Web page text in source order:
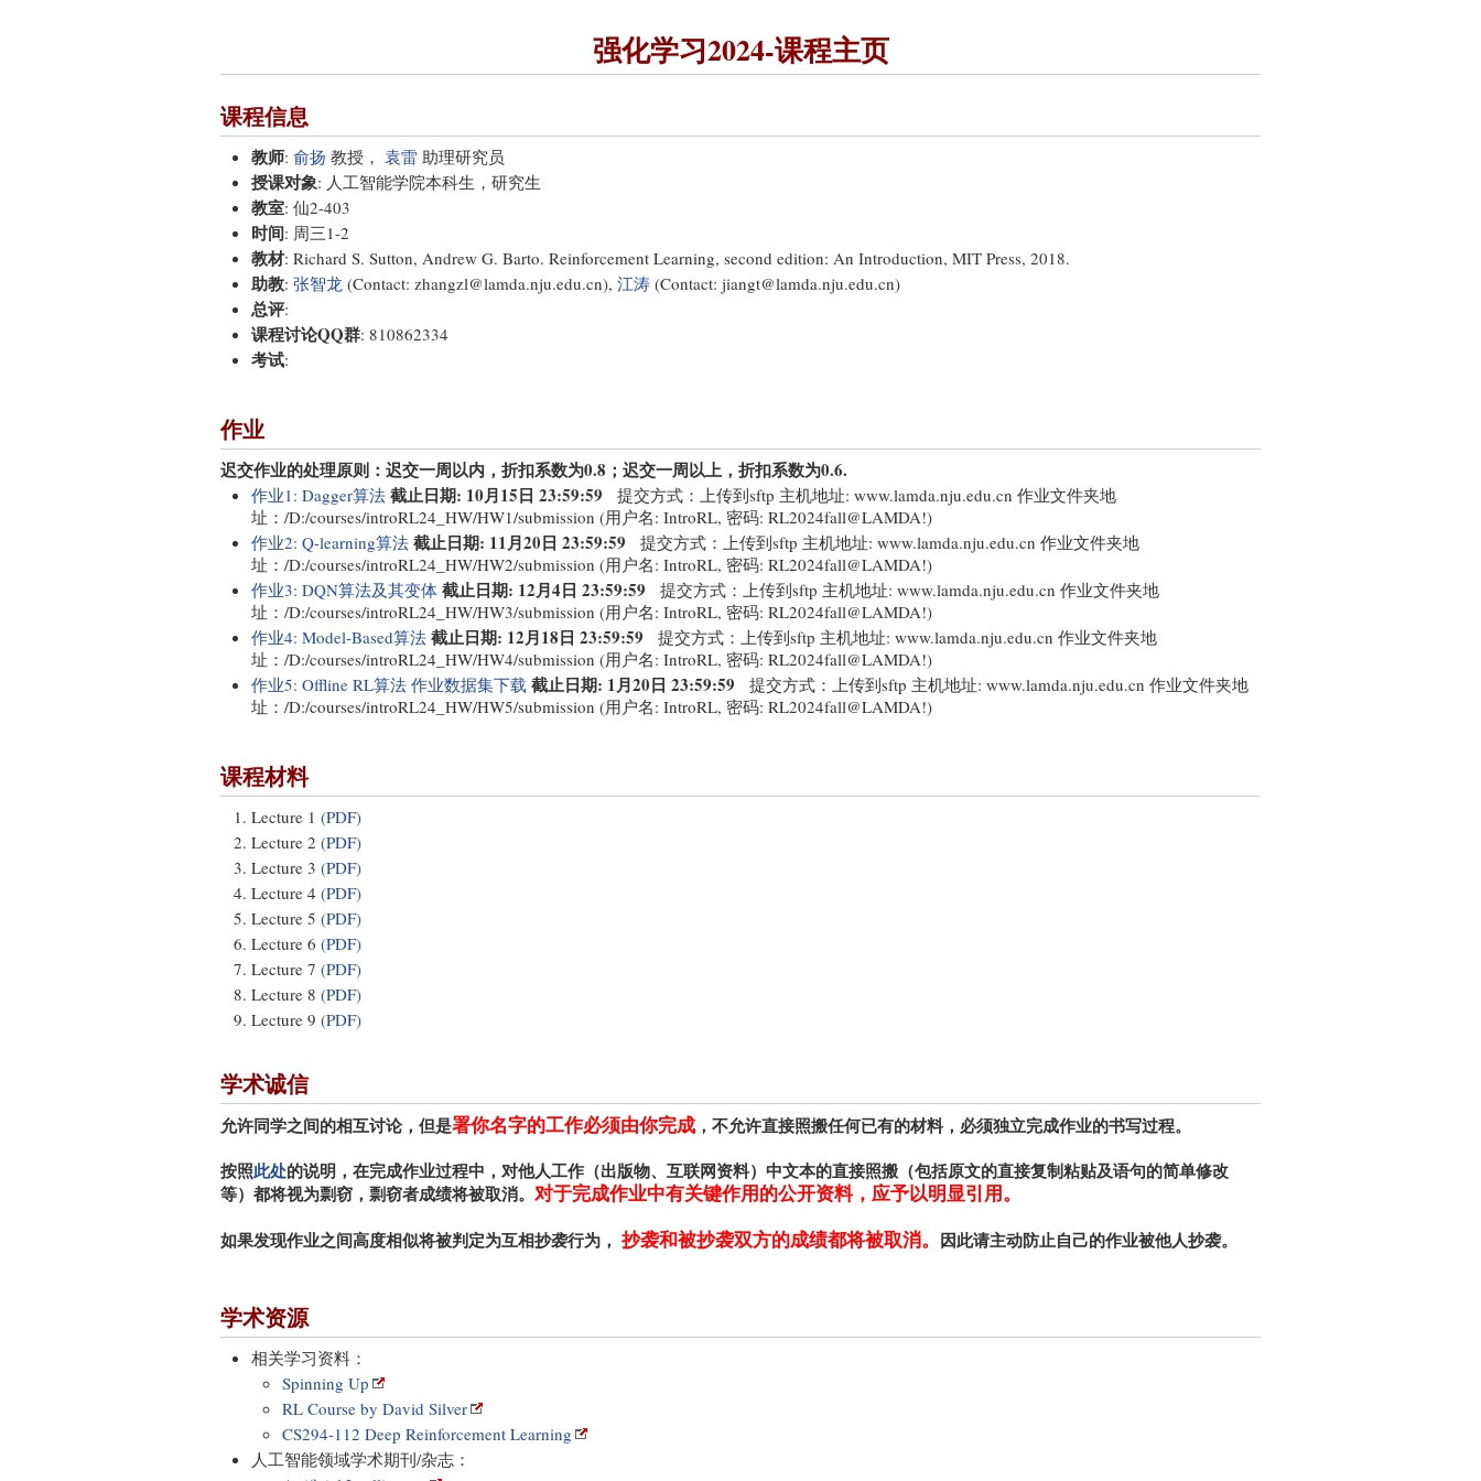
强化学习2024-课程主页
课程信息
教师: 俞扬 教授， 袁雷 助理研究员
授课对象: 人工智能学院本科生，研究生
教室: 仙2-403
时间: 周三1-2
教材: Richard S. Sutton, Andrew G. Barto. Reinforcement Learning, second edition: An Introduction, MIT Press, 2018.
助教: 张智龙 (Contact: zhangzl@lamda.nju.edu.cn), 江涛 (Contact: jiangt@lamda.nju.edu.cn)
总评:
课程讨论QQ群: 810862334
考试:
作业
迟交作业的处理原则：迟交一周以内，折扣系数为0.8；迟交一周以上，折扣系数为0.6.
作业1: Dagger算法 截止日期: 10月15日 23:59:59
提交方式：上传到sftp 主机地址: www.lamda.nju.edu.cn 作业文件夹地
址：/D:/courses/introRL24_HW/HW1/submission (用户名: IntroRL, 密码: RL2024fall@LAMDA!)
作业2: Q-learning算法 截止日期: 11月20日 23:59:59
提交方式：上传到sftp 主机地址: www.lamda.nju.edu.cn 作业文件夹地
址：/D:/courses/introRL24_HW/HW2/submission (用户名: IntroRL, 密码: RL2024fall@LAMDA!)
作业3: DQN算法及其变体 截止日期: 12月4日 23:59:59
提交方式：上传到sftp 主机地址: www.lamda.nju.edu.cn 作业文件夹地
址：/D:/courses/introRL24_HW/HW3/submission (用户名: IntroRL, 密码: RL2024fall@LAMDA!)
作业4: Model-Based算法 截止日期: 12月18日 23:59:59
提交方式：上传到sftp 主机地址: www.lamda.nju.edu.cn 作业文件夹地
址：/D:/courses/introRL24_HW/HW4/submission (用户名: IntroRL, 密码: RL2024fall@LAMDA!)
作业5: Offline RL算法 作业数据集下载 截止日期: 1月20日 23:59:59
提交方式：上传到sftp 主机地址: www.lamda.nju.edu.cn 作业文件夹地
址：/D:/courses/introRL24_HW/HW5/submission (用户名: IntroRL, 密码: RL2024fall@LAMDA!)
课程材料
Lecture 1 (PDF)
Lecture 2 (PDF)
Lecture 3 (PDF)
Lecture 4 (PDF)
Lecture 5 (PDF)
Lecture 6 (PDF)
Lecture 7 (PDF)
Lecture 8 (PDF)
Lecture 9 (PDF)
学术诚信
允许同学之间的相互讨论，但是署你名字的工作必须由你完成 ，不允许直接照搬任何已有的材料，必须独立完成作业的书写过程。
按照此处的说明，在完成作业过程中，对他人工作（出版物、互联网资料）中文本的直接照搬（包括原文的直接复制粘贴及语句的简单修改
等）都将视为剽窃，剽窃者成绩将被取消。 对于完成作业中有关键作用的公开资料，应予以明显引用。
如果发现作业之间高度相似将被判定为互相抄袭行为， 抄袭和被抄袭双方的成绩都将被取消。 因此请主动防止自己的作业被他人抄袭。
学术资源
相关学习资料：
Spinning Up
RL Course by David Silver
CS294-112 Deep Reinforcement Learning
人工智能领域学术期刊/杂志：